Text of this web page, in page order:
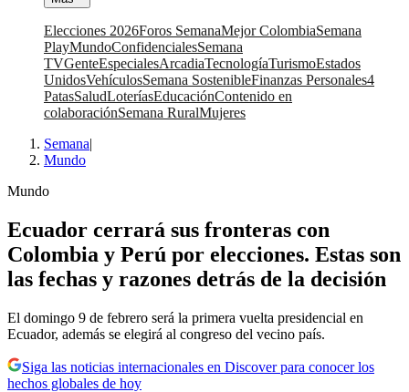
Elecciones 2026Foros SemanaMejor ColombiaSemana
PlayMundoConfidencialesSemana
TVGenteEspecialesArcadiaTecnologíaTurismoEstados
UnidosVehículosSemana SostenibleFinanzas Personales4
PatasSaludLoteríasEducaciónContenido en
colaboraciónSemana RuralMujeres
Semana|
Mundo
Mundo
Ecuador cerrará sus fronteras con
Colombia y Perú por elecciones. Estas son
las fechas y razones detrás de la decisión
El domingo 9 de febrero será la primera vuelta presidencial en
Ecuador, además se elegirá al congreso del vecino país.
Siga las noticias internacionales en Discover para conocer los
hechos globales de hoy